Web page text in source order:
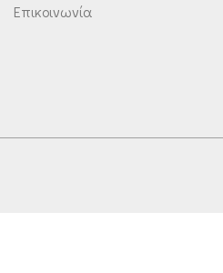
Επικοινωνία